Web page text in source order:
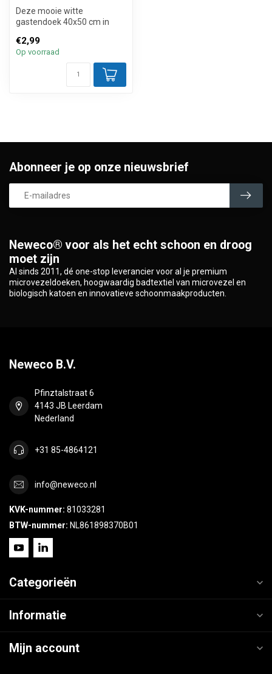
Deze mooie witte
gastendoek 40x50 cm in
van 100% biolo...
€2,99
Op voorraad
Neweco® voor als het echt schoon en droog
moet zijn
Al sinds 2011, dé one-stop leverancier voor al je premium
microvezeldoeken, hoogwaardig badtextiel van microvezel en
biologisch katoen en innovatieve schoonmaakproducten.
Abonneer je op onze nieuwsbrief
Neweco B.V.
Pfinztalstraat 6
4143 JB Leerdam
Nederland
+31 85-4864121
info@neweco.nl
KVK-nummer: 81033281
BTW-nummer: NL861898370B01
Categorieën
Informatie
Mijn account